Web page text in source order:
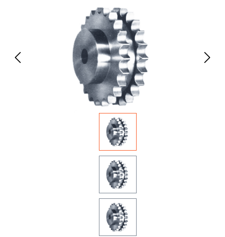
Bildergalerie überspringen